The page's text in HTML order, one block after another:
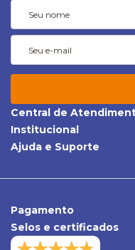
Central de
(19) 3395-1668
(19) 98409-5604
Atendimento de Seg. a
Institucional
Quem Somos
Qualidade
Ajuda e Suporte
Entrega
Central de Atendimento
Duvidas Frequentes
Pagamento
Selos e certificados